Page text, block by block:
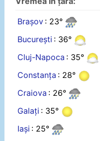
Brașov : 23°
București : 36°
Cluj-Napoca : 35°
Constanța : 28°
Craiova : 26°
Galați : 35°
Iași : 25°